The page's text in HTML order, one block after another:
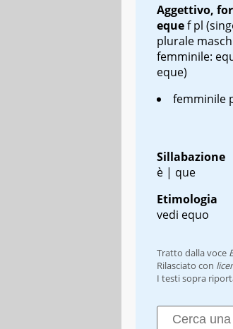
Aggettivo,
equef pl
plurale
femminile:
eque)
femminile
Sillabazione
è | que
Etimologia
vedi equo
Tratto dalla voce
Rilasciato con
I testi sopra